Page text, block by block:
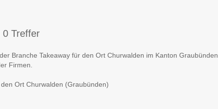
0 Treffer
Branche Takeaway für den Ort Churwalden im Kanton Graubünden
Firmen.
Ort Churwalden (Graubünden)